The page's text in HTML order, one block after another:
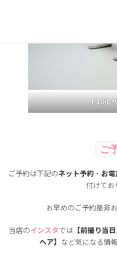
P10(L
ご
ご予約は下記のネット予約 ・ お
付けてお
お早めのご予約是非
当店のインスタでは 【前撮り当
ヘア】 など気になる情